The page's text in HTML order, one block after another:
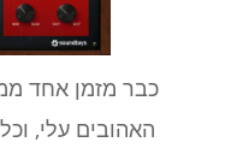
האהובים עלי,